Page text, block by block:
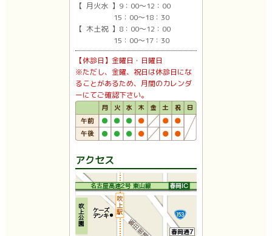
【 月火水 】9：00〜12：00
15：00〜18：30
【 木土祝 】8：00〜12：00
15：00〜17：30
【休診日】金曜日・日曜日
※ただし、金曜、祝日は休診日にな
ることがあるため、月間のカレンダ
ーにてご確認下さい。
アクセス